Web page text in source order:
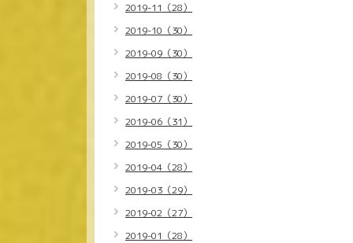
2019-11（28）
2019-10（30）
2019-09（30）
2019-08（30）
2019-07（30）
2019-06（31）
2019-05（30）
2019-04（28）
2019-03（29）
2019-02（27）
2019-01（28）